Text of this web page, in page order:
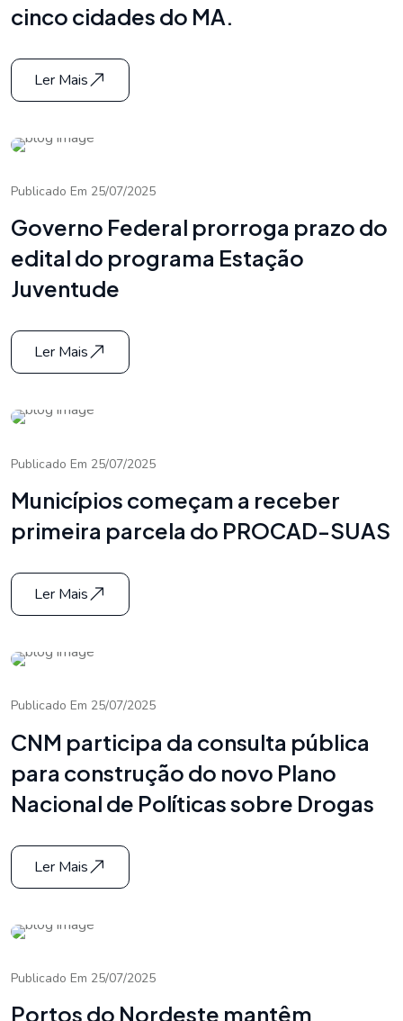
cinco cidades do MA.
Ler Mais
Publicado Em 25/07/2025
Governo Federal prorroga prazo do
edital do programa Estação
Juventude
Ler Mais
Publicado Em 25/07/2025
Municípios começam a receber
primeira parcela do PROCAD-SUAS
Ler Mais
Publicado Em 25/07/2025
CNM participa da consulta pública
para construção do novo Plano
Nacional de Políticas sobre Drogas
Ler Mais
Publicado Em 25/07/2025
Portos do Nordeste mantêm